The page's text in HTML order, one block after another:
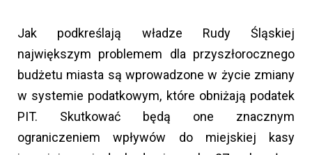
Jak podkreślają władze Rudy Śląskiej
największym problemem dla przyszłorocznego
budżetu miasta są wprowadzone w życie zmiany
w systemie podatkowym, które obniżają podatek
PIT. Skutkować będą one znacznym
ograniczeniem wpływów do miejskiej kasy